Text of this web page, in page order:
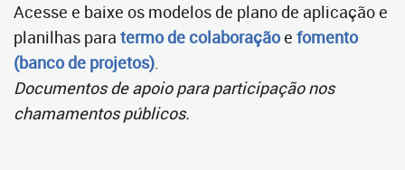
Acesse e baixe os modelos de plano de aplicação e
planilhas para termo de colaboração e fomento
(banco de projetos).
Documentos de apoio para participação nos
chamamentos públicos.